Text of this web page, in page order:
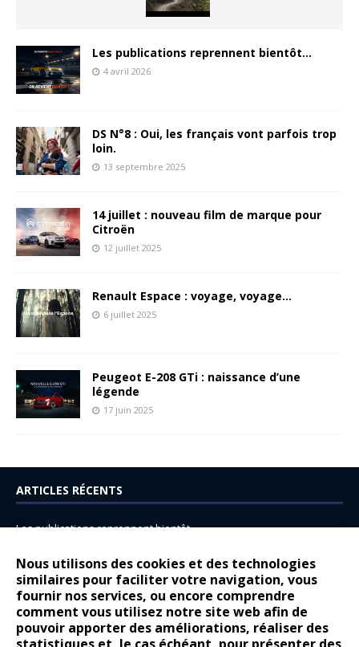
Nous utilisons des cookies et des technologies
similaires pour faciliter votre navigation, vous
fournir nos services, ou encore comprendre
comment vous utilisez notre site web afin de
pouvoir apporter des améliorations, réaliser des
Les publications reprennent bientôt…
4 avril 2026
DS N°8 : Oui, les français vont parfois trop
loin.
13 septembre 2025
14 juillet : nouveau film de marque pour
Citroën
12 juillet 2025
Renault Espace : voyage, voyage…
6 juillet 2025
Peugeot E-208 GTi : naissance d’une
légende
17 juin 2025
ARTICLES RÉCENTS
Les publications reprennent bientôt…
14 juillet : nouveau film de marque pour Citroën
Renault Espace : voyage, voyage…
Peugeot E-208 GTi : naissance d’une légende